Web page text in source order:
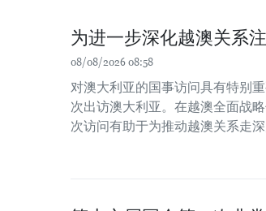
为进一步深化越澳关系
08/08/2026 08:58
对澳大利亚的国事访问具有特别
次出访澳大利亚。在越澳全面战
次访问有助于为推动越澳关系走